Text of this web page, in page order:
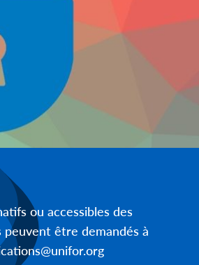
ou accessibles des
être demandés à